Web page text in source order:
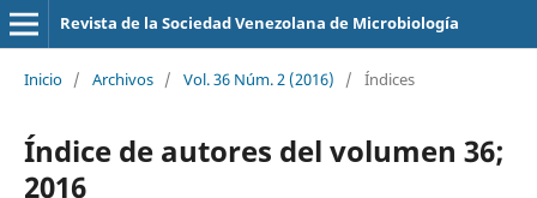
Revista de la Sociedad Venezolana de Microbiología
Inicio / Archivos / Vol. 36 Núm. 2 (2016) / Índices
Índice de autores del volumen 36;
2016